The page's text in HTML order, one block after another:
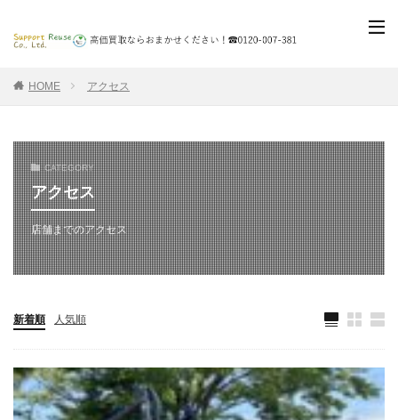
HOME アクセス
CATEGORY
アクセス
店舗までのアクセス
新着順 人気順